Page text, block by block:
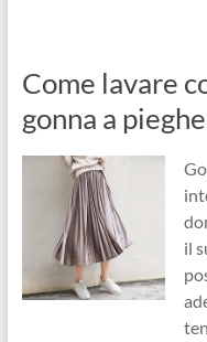
Come lavare
gonna a pieghe
il